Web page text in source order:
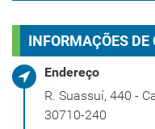
INFORMAÇÕES DE
Endereço
R. Suassuí, 440 -
30710-240